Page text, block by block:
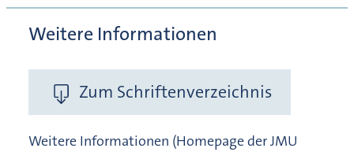
Weitere Informationen
Zum Schriftenverzeichnis
Weitere Informationen (Homepage der JMU